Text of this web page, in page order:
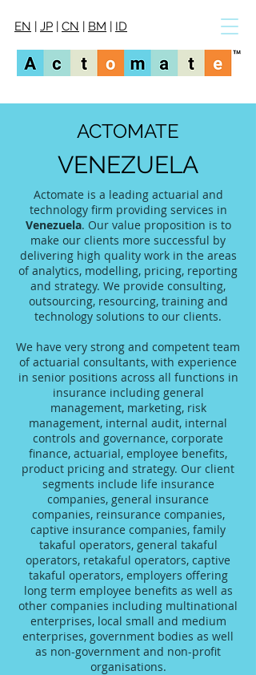
EN | JP | CN | BM | ID
ACTOMATE
VENEZUELA
Actomate is a leading actuarial and
technology firm providing services in
Venezuela. Our value proposition is to
make our clients more successful by
delivering high quality work in the areas
of analytics, modelling, pricing, reporting
and strategy. We provide consulting,
outsourcing, resourcing, training and
technology solutions to our clients.
We have very strong and competent team
of actuarial consultants, with experience
in senior positions across all functions in
insurance including general
management, marketing, risk
management, internal audit, internal
controls and governance, corporate
finance, actuarial, employee benefits,
product pricing and strategy. Our client
segments include life insurance
companies, general insurance
companies, reinsurance companies,
captive insurance companies, family
takaful operators, general takaful
operators, retakaful operators, captive
takaful operators, employers offering
long term employee benefits as well as
other companies including multinational
enterprises, local small and medium
enterprises, government bodies as well
as non-government and non-profit
organisations.